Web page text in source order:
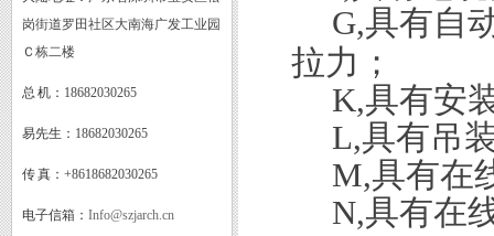
岗街道罗田社区大南海广发工业园
Ｃ栋二楼
总 机： 18682030265
易先生： 18682030265
传 真： +8618682030265
电子信箱： Info@szjarch.cn
G,具有自
拉力；
K,具有安
L,具有吊
M,具有在
N,具有在